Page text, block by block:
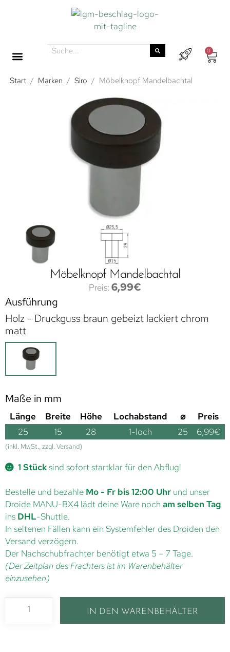
0
Start / Marken / Siro / Möbelknopf Mandelbachtal
Möbelknopf Mandelbachtal
6,99€
Ausführung
Holz - Druckguss braun gebeizt lackiert chrom
matt
Maße in mm
Länge Breite Höhe Lochabstand ⌀
Preis
25
15 28 1-loch 25 6,99€
(inkl. MwSt., zzgl. Versand)
1 Stücksind sofort startklar für den Abflug!
Bestelle und bezahle Mo - Fr bis 12:00 Uhr und unser
Droide MANU-BX4 lädt deine Ware noch am selben Tag
ins DHL-Shuttle.
In seltenen Fällen kann ein Systemfehler des Droiden den
Versand verzögern.
Der Nachschubfrachter benötigt etwa 5 – 7 Tage.
(Der Zeitplan des Frachters ist im Warenbehälter
einzusehen)
IN DEN WARENBEHÄLTER